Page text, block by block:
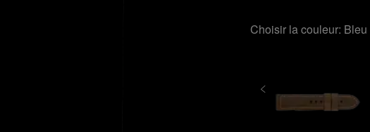
Choisir la couleur: Bleu